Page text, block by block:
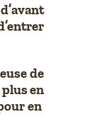
de
en
en